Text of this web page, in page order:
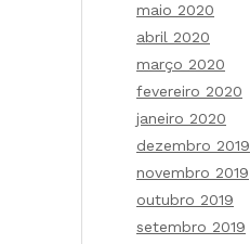
maio 2020
abril 2020
março 2020
fevereiro 2020
janeiro 2020
dezembro 2019
novembro 2019
outubro 2019
setembro 2019